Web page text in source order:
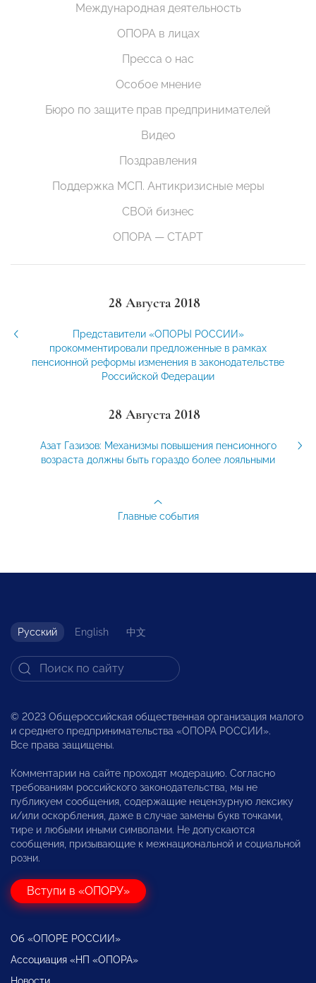
Международная деятельность
ОПОРА в лицах
Пресса о нас
Особое мнение
Бюро по защите прав предпринимателей
Видео
Поздравления
Поддержка МСП. Антикризисные меры
СВОй бизнес
ОПОРА — СТАРТ
28 Августа 2018
Представители «ОПОРЫ РОССИИ»
прокомментировали предложенные в рамках
пенсионной реформы изменения в законодательстве
Российской Федерации
28 Августа 2018
Азат Газизов: Механизмы повышения пенсионного
возраста должны быть гораздо более лояльными
Главные события
Русский English 中文
© 2023 Общероссийская общественная организация малого
и среднего предпринимательства «ОПОРА РОССИИ».
Все права защищены.
Комментарии на сайте проходят модерацию. Согласно
требованиям российского законодательства, мы не
публикуем сообщения, содержащие нецензурную лексику
и/или оскорбления, даже в случае замены букв точками,
тире и любыми иными символами. Не допускаются
сообщения, призывающие к межнациональной и социальной
розни.
Вступи в «ОПОРУ»
Об «ОПОРЕ РОССИИ»
Ассоциация «НП «ОПОРА»
Новости